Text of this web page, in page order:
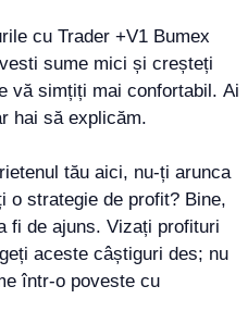
cu Trader +V1 Bumex
sume mici și creșteți
vă simțiți mai confortabil. Ai
hai să explicăm.
tău aici, nu-ți arunca
o strategie de profit? Bine,
fi de ajuns. Vizați profituri
aceste câștiguri des; nu
într-o poveste cu